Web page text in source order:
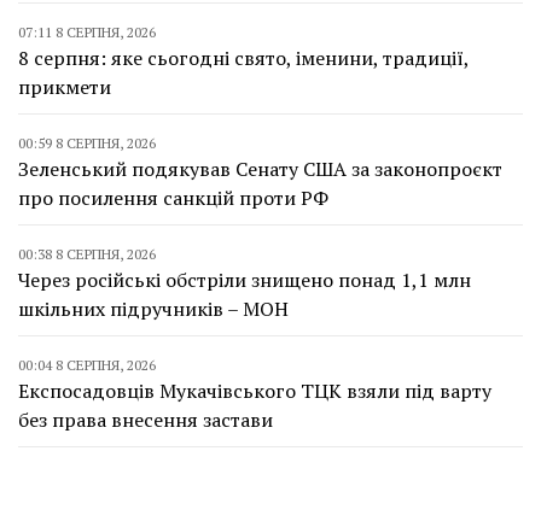
07:11 8 СЕРПНЯ, 2026
8 серпня: яке сьогодні свято, іменини, традиції,
прикмети
00:59 8 СЕРПНЯ, 2026
Зеленський подякував Сенату США за законопроєкт
про посилення санкцій проти РФ
00:38 8 СЕРПНЯ, 2026
Через російські обстріли знищено понад 1,1 млн
шкільних підручників – МОН
00:04 8 СЕРПНЯ, 2026
Експосадовців Мукачівського ТЦК взяли під варту
без права внесення застави